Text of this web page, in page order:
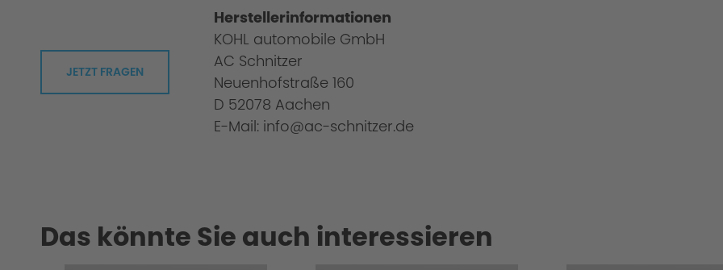
Overload / Overheating Control
Warranty
JETZT FRAGEN
Herstellerinformationen
KOHL automobile GmbH
AC Schnitzer
Neuenhofstraße 160
D 52078 Aachen
E-Mail: info@ac-schnitzer.de
Das könnte Sie auch interessieren